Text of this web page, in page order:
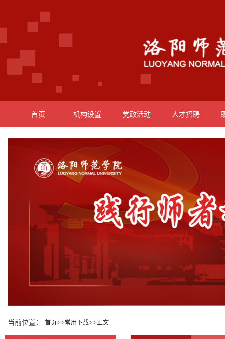
首页 机构设置 党政活动 人才招聘
当前位置： 首页>>常用下载>>正文